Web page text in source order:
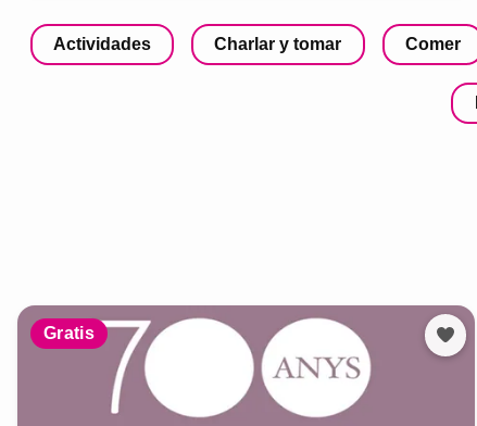
Actividades Charlar y tomar Comer
Gratis